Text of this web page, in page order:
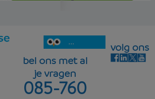
Offerte aanvragen
Offerte aanvragen
5,60%
...
bel ons met al
je vragen
085-760
volg ons